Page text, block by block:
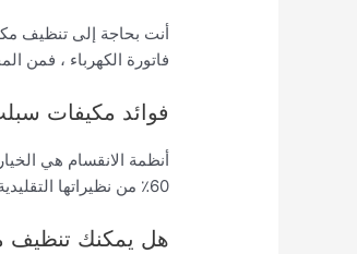
فاتورة الكهرباء ، فمن
فوائد مكيفات
أنظمة الانقسام هي
60٪ من نظيراتها التقليدية.
هل يمكنك تنظيف